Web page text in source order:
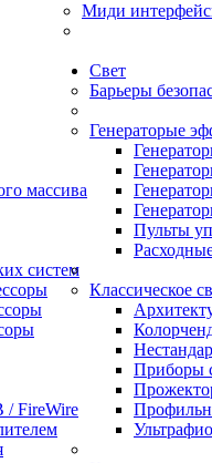
Миди
массива
систем
/ FireWire
Свет
Барьеры
Генераторые
Пульты
Классическое
Приборы